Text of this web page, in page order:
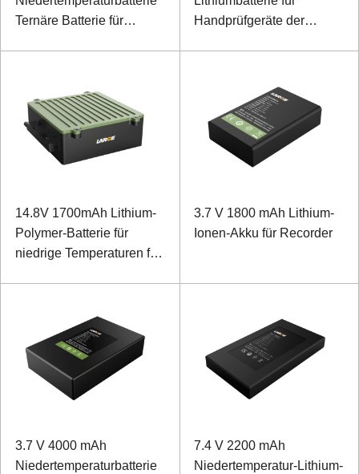
Ternäre Batterie für
Handprüfgeräte der
14.8V 1700mAh Lithium-
Polymer-Batterie für
niedrige Temperaturen für
3.7 V 1800 mAh Lithium-
Ionen-Akku für Recorder
3.7 V 4000 mAh
Niedertemperaturbatterie
7.4 V 2200 mAh
Niedertemperatur-Lithium-